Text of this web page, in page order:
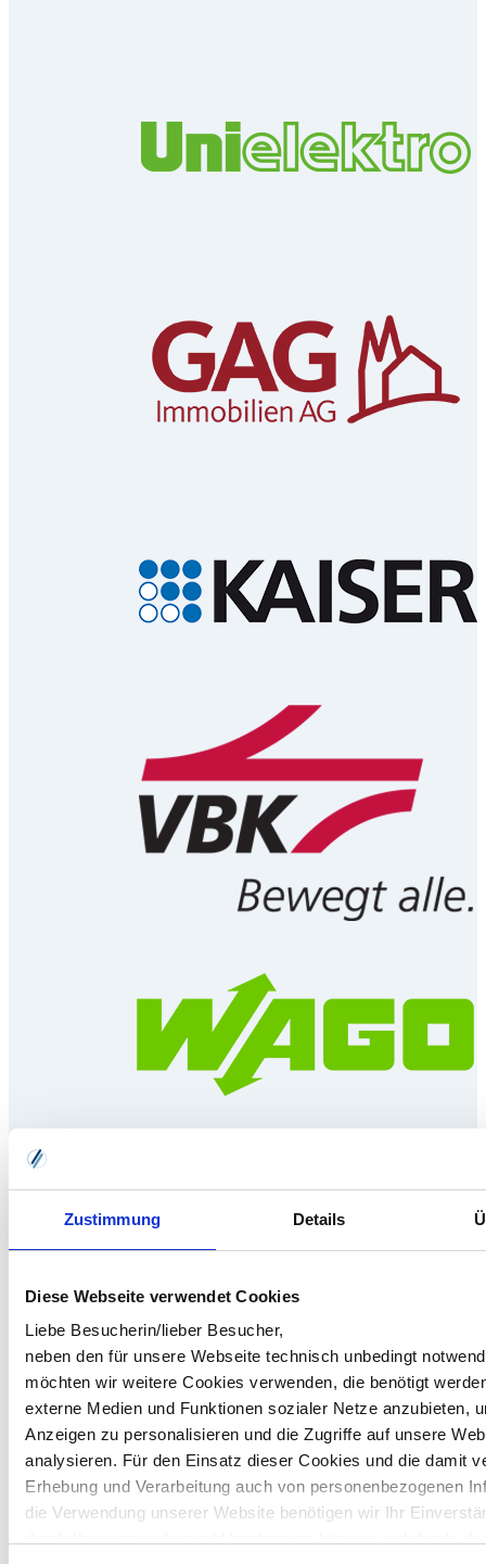
Zustimmung Details
Diese Webseite verwendet Cookies
Liebe Besucherin/lieber Besucher,
neben den für unsere Webseite technisch unbedingt
möchten wir weitere Cookies verwenden, die benötigt
externe Medien und Funktionen sozialer Netze anzubieten,
Anzeigen zu personalisieren und die Zugriffe auf unsere
analysieren. Für den Einsatz dieser Cookies und die damit
Erhebung und Verarbeitung auch von personenbezogenen
die Verwendung unserer Website benötigen wir Ihr